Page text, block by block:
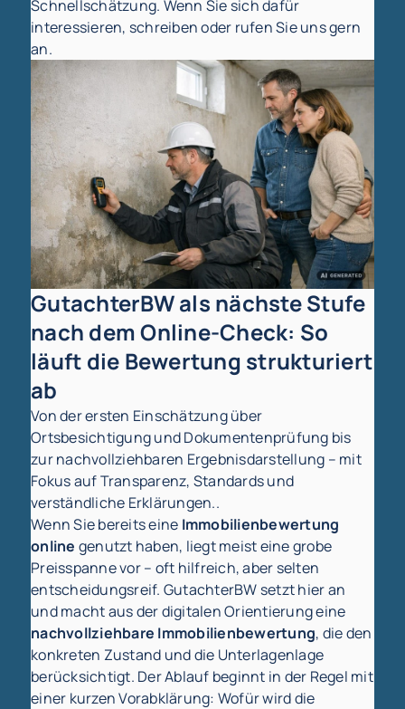
Schnellschätzung. Wenn Sie sich dafür
interessieren, schreiben oder rufen Sie uns gern
an.
GutachterBW als nächste Stufe
nach dem Online-Check: So
läuft die Bewertung strukturiert
ab
Von der ersten Einschätzung über
Ortsbesichtigung und Dokumentenprüfung bis
zur nachvollziehbaren Ergebnisdarstellung – mit
Fokus auf Transparenz, Standards und
verständliche Erklärungen..
Wenn Sie bereits eine Immobilienbewertung
online genutzt haben, liegt meist eine grobe
Preisspanne vor – oft hilfreich, aber selten
entscheidungsreif. GutachterBW setzt hier an
und macht aus der digitalen Orientierung eine
nachvollziehbare Immobilienbewertung, die den
konkreten Zustand und die Unterlagenlage
berücksichtigt. Der Ablauf beginnt in der Regel mit
einer kurzen Vorabklärung: Wofür wird die